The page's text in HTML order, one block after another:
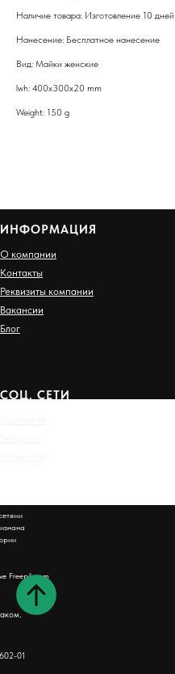
Наличие товара: Изготовление 10 дней
Нанесение: Бесплатное нанесение
Вид: Майки женские
lwh: 400x300x20 mm
Weight: 150 g
ИНФОРМАЦИЯ
О компании
Контакты
Реквизиты компании
Вакансии
Блог
СОЦ. СЕТИ
Freepik.com
01